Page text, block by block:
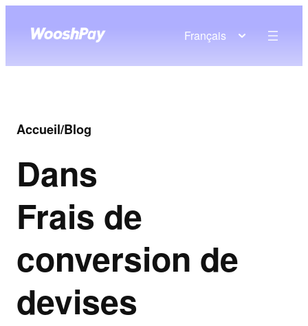
Français
Accueil/Blog
Dans
Frais de
conversion de
devises